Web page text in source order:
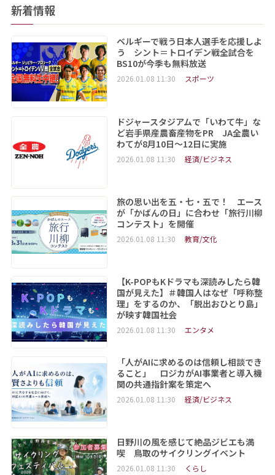
新着情報
ベルギーで戦う日本人選手を応援しよ
う シント＝トロイデン戦全試合を
BS10が今季も無料放送
2026.01.08 11:30 スポーツ
ドジャースタジアムで「いわて牛」な
ど岩手県産農畜産物をPR JA全農い
わてが8月10日～12日に実施
2026.01.08 11:30 経済/ビジネス
旅の思い出を五・七・五で！ エース
が「かばんの日」に合わせ「旅行川柳
コンテスト」を開催
2026.01.08 11:30 教育/文化
【K-POPもKドラマも深読みしたら韓
国が見えた】＃韓国人はなぜ「呼称整
理」をするのか、「脱出おひとり島」
が映す韓国社会
2026.01.08 11:30 エンタメ
「人がAIに求めるのは信頼し相談でき
ること」 ロジカがAI事業者と導入機
関の共通指針案を策定へ
2026.01.08 11:30 経済/ビジネス
日野川の風を感じて絶品ジビエも満
喫 鳥取のサイクリングイベント
2026.01.08 11:30 くらし